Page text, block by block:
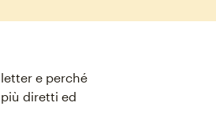
e perché
diretti ed